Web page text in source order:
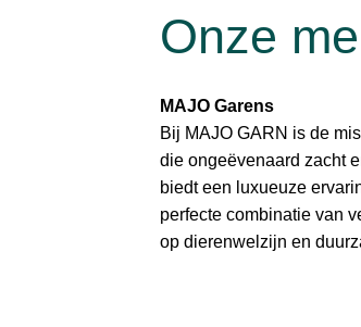
Onze
MAJO Garens
Bij MAJO GARN is de
die ongeëvenaard zacht
biedt een luxueuze
perfecte combinatie van
op dierenwelzijn en